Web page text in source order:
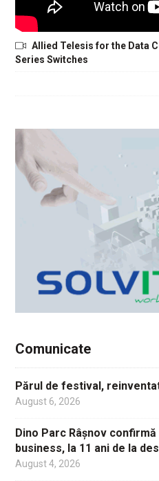
Allied Telesis for the Data
Series Switches
Comunicate
Părul de festival,
August 6, 2026
Dino Parc Râșnov
business, la 11 ani de la
August 4, 2026